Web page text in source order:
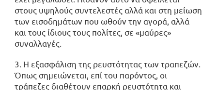
στους υψηλούς συντελεστές αλλά και στη μείωση
των εισοδημάτων που ωθούν την αγορά, αλλά
και τους ίδιους τους πολίτες, σε «μαύρες»
συναλλαγές.
3. Η εξασφάλιση της ρευστότητας των τραπεζών.
Όπως σημειώνεται, επί του παρόντος, οι
τράπεζες διαθέτουν επαρκή ρευστότητα και